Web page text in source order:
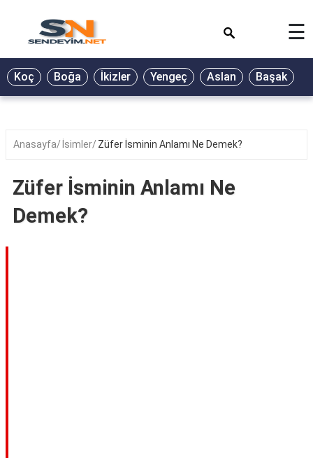
BİYOGRAFİ
GALERİ
ŞİİR
RÜYA
☰
Koç Boğa İkizler Yengeç Aslan Başak
Anasayfa İsimler Züfer İsminin Anlamı Ne Demek?
Züfer İsminin Anlamı Ne
Demek?